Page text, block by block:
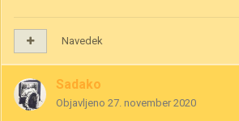
Navedek
Sadako
Objavljeno 27. november 2020